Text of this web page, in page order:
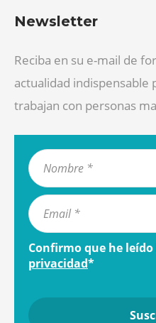
Newsletter
Reciba en su e-mail de
actualidad indispensable
trabajan con personas
Confirmo que he leído
privacidad*